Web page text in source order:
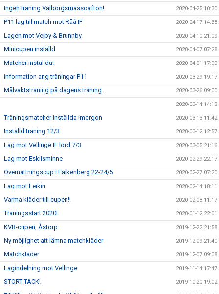
Ingen träning Valborgsmässoafton! 2020-04-25 10:30
P11 lag till match mot Råå IF 2020-04-17 14:38
Lagen mot Vejby & Brunnby. 2020-04-10 21:09
Minicupen inställd 2020-04-07 07:28
Matcher inställda! 2020-04-01 17:33
Information ang träningar P11 2020-03-29 19:17
Målvaktsträning på dagens träning. 2020-03-26 09:00
2020-03-14 14:13
Träningsmatcher inställda imorgon 2020-03-13 11:42
Inställd träning 12/3 2020-03-12 12:57
Lag mot Vellinge IF lörd 7/3 2020-03-05 21:16
Lag mot Eskilsminne 2020-02-29 22:17
Övernattningscup i Falkenberg 22-24/5 2020-02-27 07:20
Lag mot Leikin 2020-02-14 18:11
Varma kläder till cupen!! 2020-02-08 11:17
Träningsstart 2020! 2020-01-12 22:01
KVB-cupen, Åstorp 2019-12-22 21:58
Ny möjlighet att lämna matchkläder 2019-12-09 21:40
Matchkläder 2019-12-07 09:08
Lagindelning mot Vellinge 2019-11-14 17:47
STORT TACK! 2019-10-20 19:02